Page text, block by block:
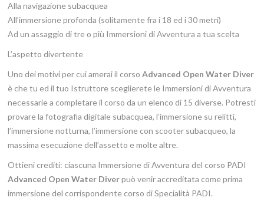
Alla navigazione subacquea
All’immersione profonda (solitamente fra i 18 ed i 30 metri)
Ad un assaggio di tre o più Immersioni di Avventura a tua scelta
L’aspetto divertente
Uno dei motivi per cui amerai il corso Advanced Open Water Diver
è che tu ed il tuo Istruttore sceglierete le Immersioni di Avventura
necessarie a completare il corso da un elenco di 15 diverse. Potresti
provare la fotografia digitale subacquea, l’immersione su relitti,
l’immersione notturna, l’immersione con scooter subacqueo, la
massima esecuzione dell’assetto e molte altre.
Ottieni crediti: ciascuna Immersione di Avventura del corso PADI
Advanced Open Water Diverpuò venir accreditata come prima
immersione del corrispondente corso di Specialità PADI.